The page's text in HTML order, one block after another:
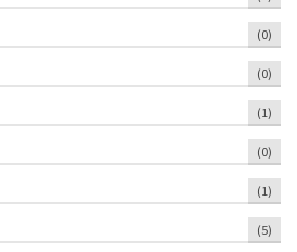
(0)
(0)
(1)
(0)
(1)
(5)